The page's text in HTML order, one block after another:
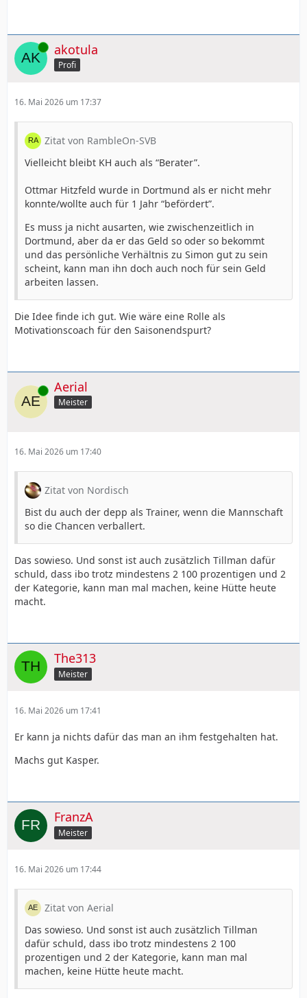
Online akotula
Profi
16. Mai 2026 um 17:37
Zitat von RambleOn-SVB
Vielleicht bleibt KH auch als “Berater”.
Ottmar Hitzfeld wurde in Dortmund als er nicht mehr
konnte/wollte auch für 1 Jahr “befördert”.
Es muss ja nicht ausarten, wie zwischenzeitlich in
Dortmund, aber da er das Geld so oder so bekommt
und das persönliche Verhältnis zu Simon gut zu sein
scheint, kann man ihn doch auch noch für sein Geld
arbeiten lassen.
Die Idee finde ich gut. Wie wäre eine Rolle als
Motivationscoach für den Saisonendspurt?
Online Aerial
Meister
16. Mai 2026 um 17:40
Zitat von Nordisch
Bist du auch der depp als Trainer, wenn die Mannschaft
so die Chancen verballert.
Das sowieso. Und sonst ist auch zusätzlich Tillman dafür
schuld, dass ibo trotz mindestens 2 100 prozentigen und 2
der Kategorie, kann man mal machen, keine Hütte heute
macht.
The313
Meister
16. Mai 2026 um 17:41
Er kann ja nichts dafür das man an ihm festgehalten hat.
Machs gut Kasper.
FranzA
Meister
16. Mai 2026 um 17:44
Zitat von Aerial
Das sowieso. Und sonst ist auch zusätzlich Tillman
dafür schuld, dass ibo trotz mindestens 2 100
prozentigen und 2 der Kategorie, kann man mal
machen, keine Hütte heute macht.